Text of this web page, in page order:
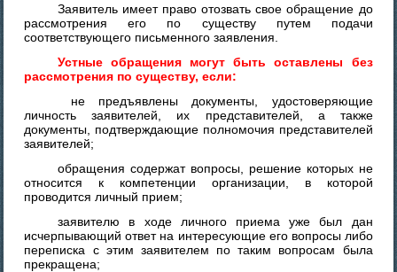
Заявитель имеет право отозвать свое обращение до
рассмотрения его по существу путем подачи
соответствующего письменного заявления.
Устные обращения могут быть оставлены без
рассмотрения по существу, если:
не предъявлены документы, удостоверяющие
личность заявителей, их представителей, а также
документы, подтверждающие полномочия представителей
заявителей;
обращения содержат вопросы, решение которых не
относится к компетенции организации, в которой
проводится личный прием;
заявителю в ходе личного приема уже был дан
исчерпывающий ответ на интересующие его вопросы либо
переписка с этим заявителем по таким вопросам была
прекращена;